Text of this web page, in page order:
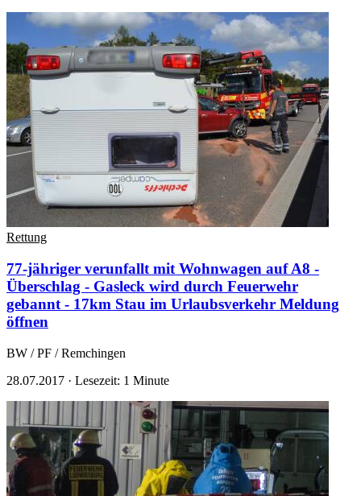
Rettung
77-jähriger verunfallt mit Wohnwagen auf A8 -
Überschlag - Gasleck wird durch Feuerwehr
gebannt - 17km Stau im Urlaubsverkehr Meldung
öffnen
BW / PF / Remchingen
28.07.2017 · Lesezeit: 1 Minute